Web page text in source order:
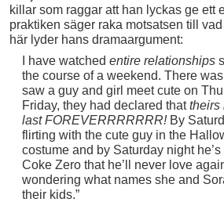
killar som raggar att han lyckas ge ett
praktiken säger raka motsatsen till
här lyder hans dramaargument:
I have watched entire relationships
the course of a weekend. There was
saw a guy and girl meet cute on
Friday, they had declared thattheirs
last FOREVERRRRRRR!By
flirting with the cute guy in the
costume and by Saturday night
Coke Zero that he’ll never love
wondering what names she and
their kids.”